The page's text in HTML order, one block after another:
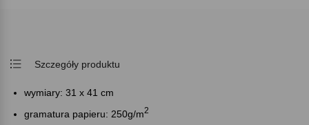
Szczegóły produktu
wymiary: 31 x 41 cm
gramatura papieru: 250g/m2